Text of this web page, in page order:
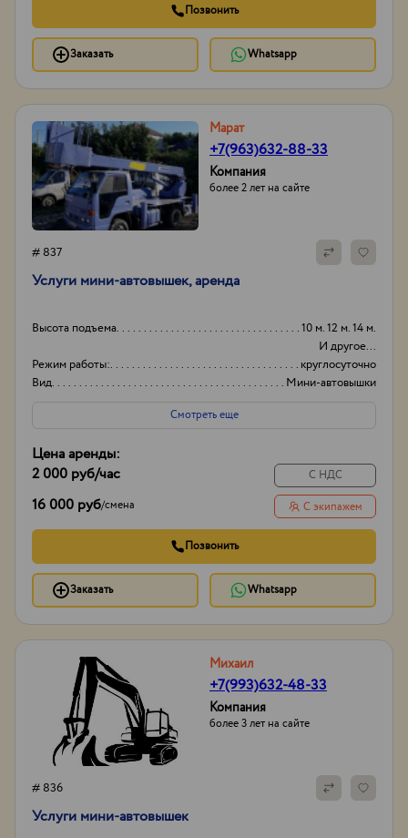
Позвонить
Заказать Whatsapp
Марат
+7(963)632-88-33
Компания
более 2 лет на сайте
# 837
Услуги мини-автовышек, аренда
Высота подъема
10 м. 12 м. 14 м.
И другое...
Режим работы:
круглосуточно
Вид
Мини-автовышки
Высота вышки
15
Смотреть еще
Цена аренды:
2 000 руб/час
16 000 руб/смена
С НДС
С экипажем
Позвонить
Заказать Whatsapp
Михаил
+7(993)632-48-33
Компания
более 3 лет на сайте
# 836
Услуги мини-автовышек